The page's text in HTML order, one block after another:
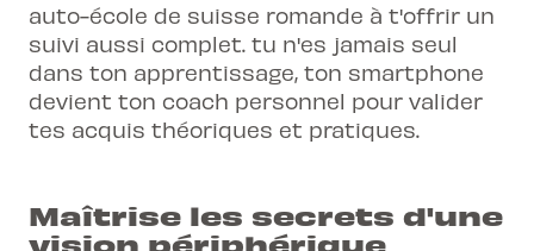
auto-école de suisse romande à t'offrir un
suivi aussi complet. tu n'es jamais seul
dans ton apprentissage, ton smartphone
devient ton coach personnel pour valider
tes acquis théoriques et pratiques.
Maîtrise les secrets d'une
vision périphérique